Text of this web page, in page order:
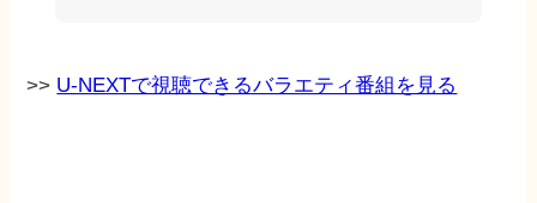
>> U-NEXTで視聴できるバラエティ番組を見る